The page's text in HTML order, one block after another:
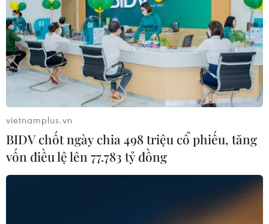
Giới chức Nga cho biết một người đã thiệt mạng và một
số người khác bị thương khi chiếc trực thăng Mi-8
chuyên chở công nhân mỏ quặng bị rơi tại khu vực
Omsukchansk ở vùng Viễn Đông.
vietnamplus.vn
BIDV chốt ngày chia 498 triệu cổ phiếu, tăng
vốn điều lệ lên 77.783 tỷ đồng